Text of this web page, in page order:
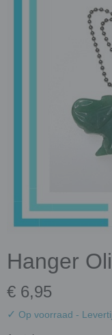
Hanger
€ 6,95
✓ Op voorraad -